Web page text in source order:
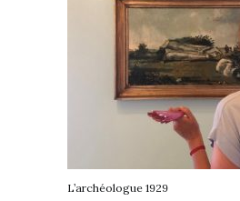
L’archéologue 1929